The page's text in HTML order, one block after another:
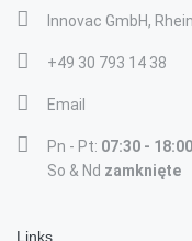
Innovac GmbH,
+49 30 793 14 38
Email
Pn - Pt: 07:30 - 18:00
So & Nd zamknięte
Links